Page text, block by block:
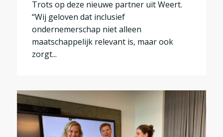
Trots op deze nieuwe partner uit Weert.
“Wij geloven dat inclusief
ondernemerschap niet alleen
maatschappelijk relevant is, maar ook
zorgt...